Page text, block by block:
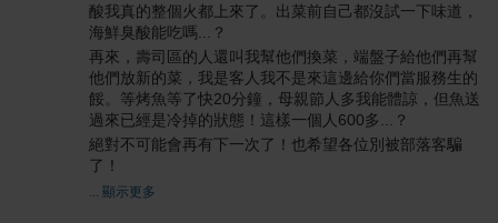
酸我真的整個火都上來了。出菜前自己都沒試一下味道，
海鮮臭酸能吃嗎...？
再來，壽司區的人還叫我幫他們換菜，端盤子給他們再幫
他們放新的菜，我是客人我不是來這邊給你們當服務生的
餒。等烤魚等了快20分鐘，母親節人多我能體諒，但魚送
過來已經是冷掉的狀態！這樣一個人600多...？
絕對不可能會再有下一次了！也希望各位別被部落客騙
了！
... 顯示更多